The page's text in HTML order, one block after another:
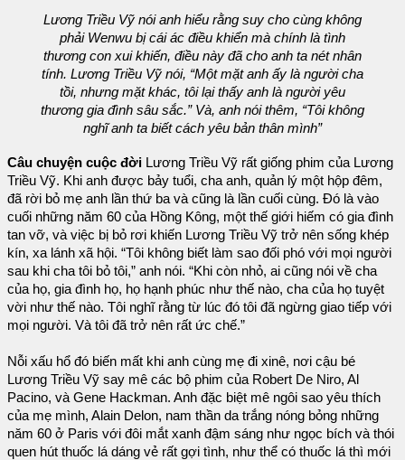
Lương Triều Vỹ nói anh hiểu rằng suy cho cùng không
phải Wenwu bị cái ác điều khiển mà chính là tình
thương con xui khiến, điều này đã cho anh ta nét nhân
tính. Lương Triều Vỹ nói, “Một mặt anh ấy là người cha
tồi, nhưng mặt khác, tôi lại thấy anh là người yêu
thương gia đình sâu sắc.” Và, anh nói thêm, “Tôi không
nghĩ anh ta biết cách yêu bản thân mình”
Câu chuyện cuộc đời Lương Triều Vỹ rất giống phim của Lương
Triều Vỹ. Khi anh được bảy tuổi, cha anh, quản lý một hộp đêm,
đã rời bỏ mẹ anh lần thứ ba và cũng là lần cuối cùng. Đó là vào
cuối những năm 60 của Hồng Kông, một thế giới hiếm có gia đình
tan vỡ, và việc bị bỏ rơi khiến Lương Triều Vỹ trở nên sống khép
kín, xa lánh xã hội. “Tôi không biết làm sao đối phó với mọi người
sau khi cha tôi bỏ tôi,” anh nói. “Khi còn nhỏ, ai cũng nói về cha
của họ, gia đình họ, họ hạnh phúc như thế nào, cha của họ tuyệt
vời như thế nào. Tôi nghĩ rằng từ lúc đó tôi đã ngừng giao tiếp với
mọi người. Và tôi đã trở nên rất ức chế.”
Nỗi xấu hổ đó biến mất khi anh cùng mẹ đi xinê, nơi cậu bé
Lương Triều Vỹ say mê các bộ phim của Robert De Niro, Al
Pacino, và Gene Hackman. Anh đặc biệt mê ngôi sao yêu thích
của mẹ mình, Alain Delon, nam thần da trắng nóng bỏng những
năm 60 ở Paris với đôi mắt xanh đậm sáng như ngọc bích và thói
quen hút thuốc lá dáng vẻ rất gợi tình, như thể có thuốc lá thì mới